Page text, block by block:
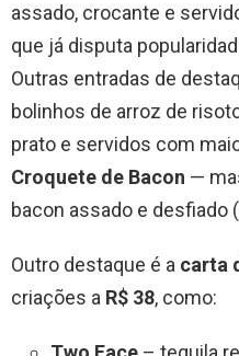
assado, crocante e
que já disputa
Outras entradas de
bolinhos de arroz de
prato e servidos com
Croquete de Bacon —
bacon assado e desfiado (
Outro destaque é a carta
criações a R$ 38, como: